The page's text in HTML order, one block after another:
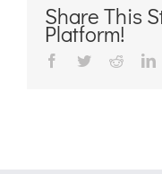
Share This
Platform!
Facebook
TwitterReddit